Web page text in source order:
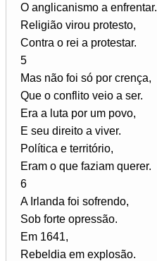
O anglicanismo a enfrentar.
Religião virou protesto,
Contra o rei a protestar.
5
Mas não foi só por crença,
Que o conflito veio a ser.
Era a luta por um povo,
E seu direito a viver.
Política e território,
Eram o que faziam querer.
6
A Irlanda foi sofrendo,
Sob forte opressão.
Em 1641,
Rebeldia em explosão.